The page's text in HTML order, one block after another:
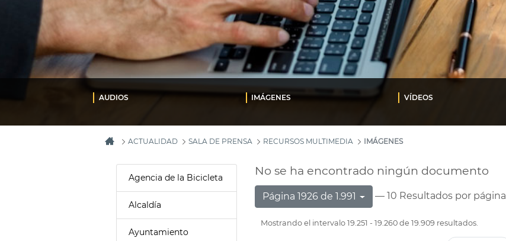
AUDIOS IMÁGENES VÍDEOS
ACTUALIDAD SALA DE PRENSA RECURSOS MULTIMEDIA IMÁGENES
Agencia de la Bicicleta
Alcaldía
Ayuntamiento
No se ha encontrado ningún documento
Página 1926 de 1.991 — 10 Resultados por página
Mostrando el intervalo 19.251 - 19.260 de 19.909 resultados.